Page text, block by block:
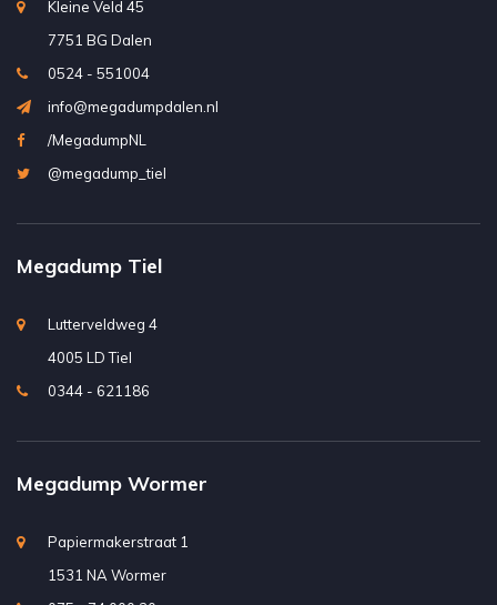
Kleine Veld 45
7751 BG Dalen
0524 - 551004
info@megadumpdalen.nl
/MegadumpNL
@megadump_tiel
Megadump Tiel
Lutterveldweg 4
4005 LD Tiel
0344 - 621186
Megadump Wormer
Papiermakerstraat 1
1531 NA Wormer